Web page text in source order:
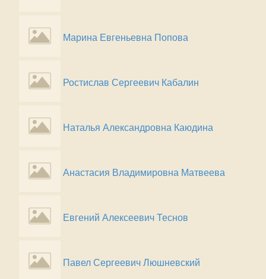
Марина Евгеньевна Попова
Ростислав Сергеевич Кабалин
Наталья Александровна Каюдина
Анастасия Владимировна Матвеева
Евгений Алексеевич Теснов
Павел Сергеевич Люшневский